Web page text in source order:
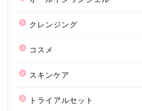
クレンジング
コスメ
スキンケア
トライアルセット